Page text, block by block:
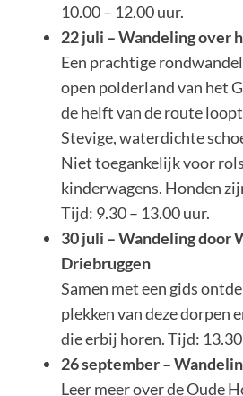
10.00 – 12.00 uur.
22 juli – Wandeling over
Een prachtige
open polderland van het
de helft van de route
Stevige, waterdichte
Niet toegankelijk voor
kinderwagens. Honden
Tijd: 9.30 – 13.00 uur.
30 juli – Wandeling door
Driebruggen
Samen met een gids
plekken van deze dorpen
die erbij horen. Tijd:
26 september –
Leer meer over de Oude